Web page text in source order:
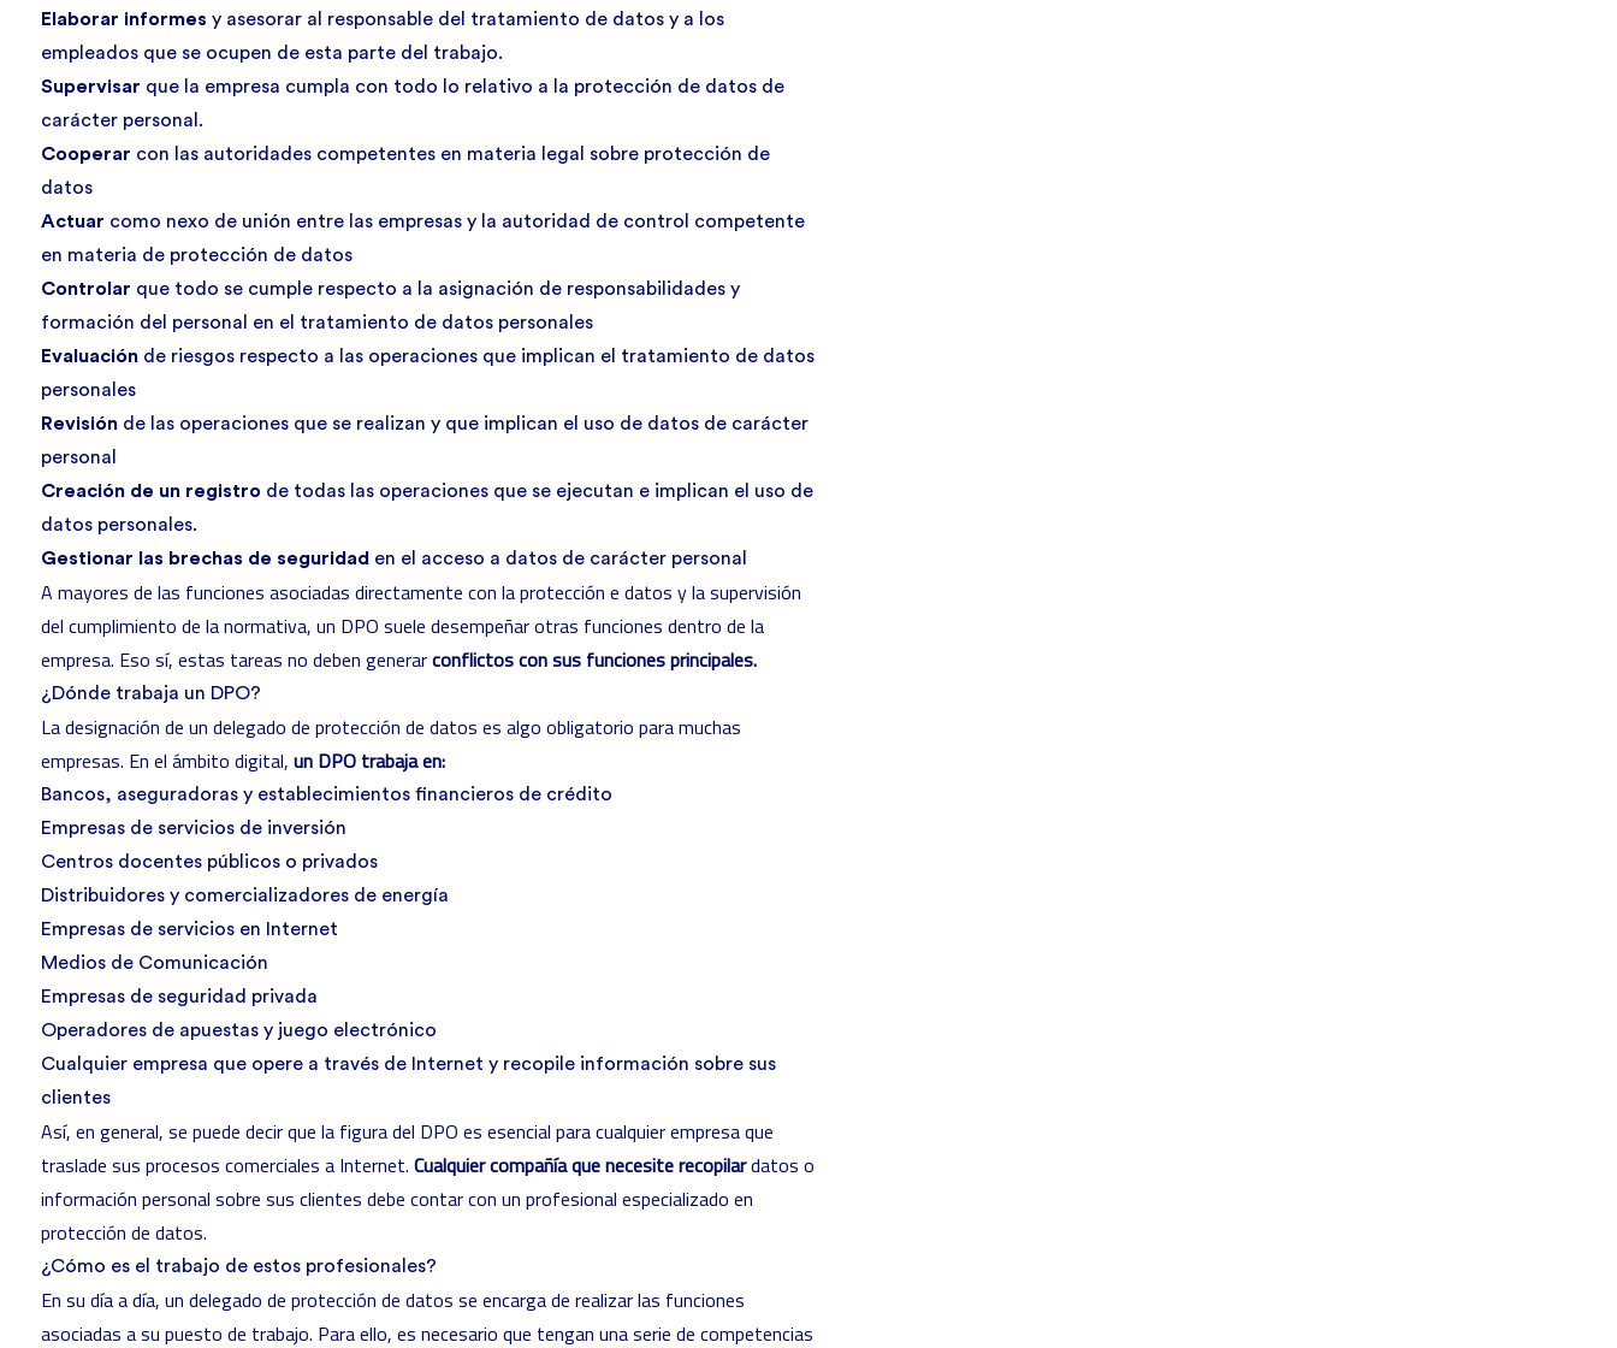
Elaborar informes y asesorar al responsable del tratamiento de datos y a los
empleados que se ocupen de esta parte del trabajo.
Supervisar que la empresa cumpla con todo lo relativo a la protección de datos de
carácter personal.
Cooperar con las autoridades competentes en materia legal sobre protección de
datos
Actuar como nexo de unión entre las empresas y la autoridad de control competente
en materia de protección de datos
Controlar que todo se cumple respecto a la asignación de responsabilidades y
formación del personal en el tratamiento de datos personales
Evaluación de riesgos respecto a las operaciones que implican el tratamiento de datos
personales
Revisión de las operaciones que se realizan y que implican el uso de datos de carácter
personal
Creación de un registro de todas las operaciones que se ejecutan e implican el uso de
datos personales.
Gestionar las brechas de seguridad en el acceso a datos de carácter personal
A mayores de las funciones asociadas directamente con la protección e datos y la supervisión
del cumplimiento de la normativa, un DPO suele desempeñar otras funciones dentro de la
empresa. Eso sí, estas tareas no deben generarconflictos con sus funciones principales.
¿Dónde trabaja un DPO?
La designación de un delegado de protección de datos es algo obligatorio para muchas
empresas. En el ámbito digital, un DPO trabaja en:
Bancos, aseguradoras y establecimientos financieros de crédito
Empresas de servicios de inversión
Centros docentes públicos o privados
Distribuidores y comercializadores de energía
Empresas de servicios en Internet
Medios de Comunicación
Empresas de seguridad privada
Operadores de apuestas y juego electrónico
Cualquier empresa que opere a través de Internet y recopile información sobre sus
clientes
Así, en general, se puede decir que la figura del DPO es esencial para cualquier empresa que
traslade sus procesos comerciales a Internet. Cualquier compañía que necesite recopilardatos o
información personal sobre sus clientes debe contar con un profesional especializado en
protección de datos.
¿Cómo es el trabajo de estos profesionales?
En su día a día, un delegado de protección de datos se encarga de realizar las funciones
asociadas a su puesto de trabajo. Para ello, es necesario que tengan una serie de competencias